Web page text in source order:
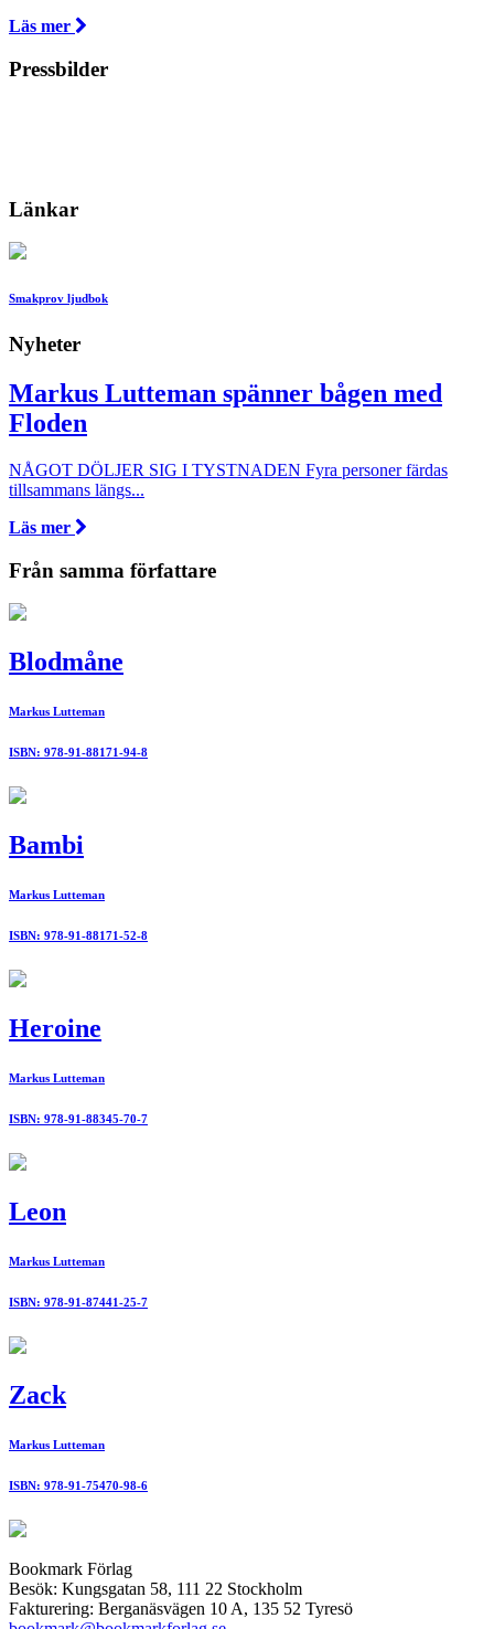
Läs mer
Pressbilder
Länkar
Smakprov ljudbok
Nyheter
Markus Lutteman spänner bågen med
Floden
NÅGOT DÖLJER SIG I TYSTNADEN Fyra personer färdas
tillsammans längs...
Läs mer
Från samma författare
Blodmåne
Markus Lutteman
ISBN: 978-91-88171-94-8
Bambi
Markus Lutteman
ISBN: 978-91-88171-52-8
Heroine
Markus Lutteman
ISBN: 978-91-88345-70-7
Leon
Markus Lutteman
ISBN: 978-91-87441-25-7
Zack
Markus Lutteman
ISBN: 978-91-75470-98-6
Bookmark Förlag
Besök: Kungsgatan 58, 111 22 Stockholm
Fakturering: Berganäsvägen 10 A, 135 52 Tyresö